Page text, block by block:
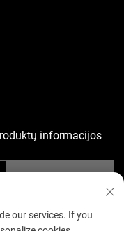
informacijos
our services. If you